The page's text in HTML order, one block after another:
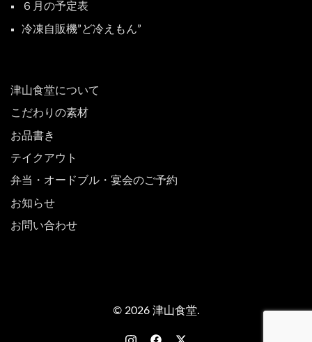
６月の予定表
冷凍自販機”ど冷えもん”
津山食堂について
こだわりの素材
お品書き
テイクアウト
弁当・オードブル・宴会のご予約
お知らせ
お問い合わせ
© 2026 津山食堂.